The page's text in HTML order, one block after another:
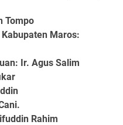
Tompo
Maros:
: Ir. Agus Salim
Rahim